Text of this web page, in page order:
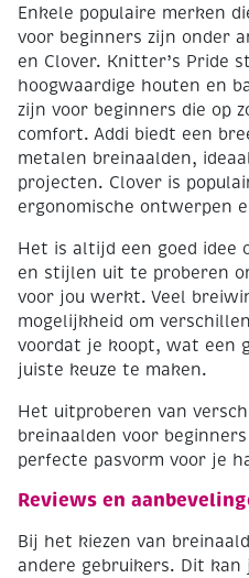
Enkele populaire merken
voor beginners zijn onder
en Clover. Knitter’s Pride
hoogwaardige houten en
zijn voor beginners die op
comfort. Addi biedt een
metalen breinaalden,
projecten. Clover is
ergonomische ontwerpen
Het is altijd een goed idee
en stijlen uit te proberen
voor jou werkt. Veel
mogelijkheid om
voordat je koopt, wat een
juiste keuze te maken.
Het uitproberen van
breinaalden voor
perfecte pasvorm voor je
Reviews en
Bij het kiezen van
andere gebruikers. Dit